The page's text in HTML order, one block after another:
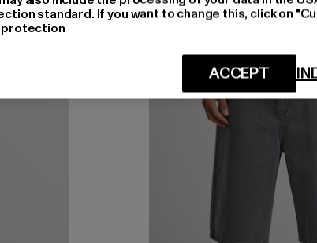
standard. If you want to change this, click on
protection
ACCEPT